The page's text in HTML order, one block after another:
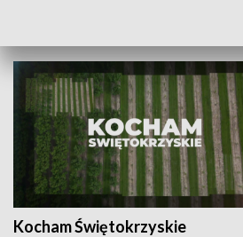
Kocham Świętokrzyskie